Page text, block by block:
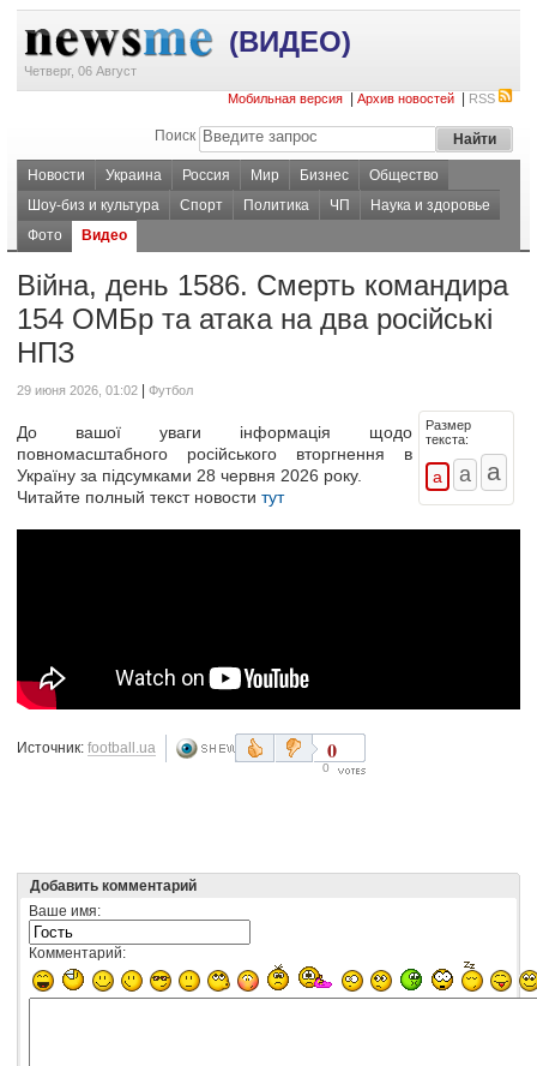
(ВИДЕО)
Четверг, 06 Август
Мобильная версия
Архив новостей RSS
Поиск
Новости Украина Россия Мир Бизнес
Общество
Шоу-биз и культура
Спорт Политика ЧП
Наука и здоровье
Фото
Видео
Війна, день 1586. Смерть командира
154 ОМБр та атака на два російські
НПЗ
29 июня 2026, 01:02 Футбол
Размер
текста:
До вашої уваги інформація щодо
повномасштабного російського вторгнення в
Україну за підсумками 28 червня 2026 року.
Читайте полный текст новости тут
Источник: football.ua 0
0
Добавить комментарий
Ваше имя:
Комментарий: